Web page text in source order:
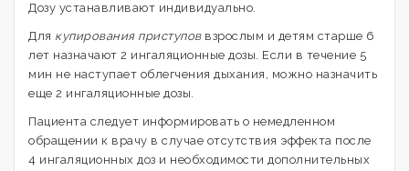
Дозу устанавливают индивидуально.
Для купирования приступов взрослым и детям старше 6
лет назначают 2 ингаляционные дозы. Если в течение 5
мин не наступает облегчения дыхания, можно назначить
еще 2 ингаляционные дозы.
Пациента следует информировать о немедленном
обращении к врачу в случае отсутствия эффекта после
4 ингаляционных доз и необходимости дополнительных